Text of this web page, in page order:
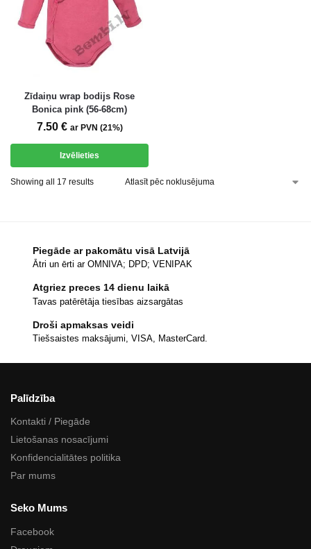
Zīdaiņu wrap bodijs Rose
Bonica pink (56-68cm)
7.50 € ar PVN (21%)
Izvēlieties
Showing all 17 results
Piegāde ar pakomātu visā Latvijā
Ātri un ērti ar OMNIVA; DPD; VENIPAK
Atgriez preces 14 dienu laikā
Tavas patērētāja tiesības aizsargātas
Droši apmaksas veidi
Tiešsaistes maksājumi, VISA, MasterCard.
Palīdzība
Kontakti / Piegāde
Lietošanas nosacījumi
Konfidencialitātes politika
Par mums
Seko Mums
Facebook